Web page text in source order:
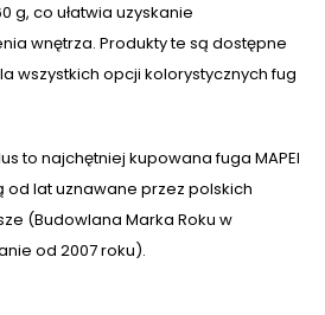
g, co ułatwia uzyskanie
wnętrza. Produkty te są dostępne
wszystkich opcji kolorystycznych fug
to najchętniej kupowana fuga MAPEI
od lat uznawane przez polskich
(Budowlana Marka Roku w
od 2007 roku).